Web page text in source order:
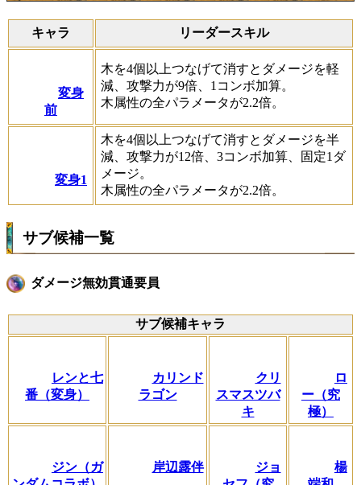
キャラ リーダースキル
変身
前
木を4個以上つなげて消すとダメージを軽
減、攻撃力が9倍、1コンボ加算。
木属性の全パラメータが2.2倍。
変身1
木を4個以上つなげて消すとダメージを半
減、攻撃力が12倍、3コンボ加算、固定1ダ
メージ。
木属性の全パラメータが2.2倍。
サブ候補一覧
ダメージ無効貫通要員
サブ候補キャラ
レンと七
番（変身）
カリンド
ラゴン
クリ
スマスツバ
キ
ロ
ー（究
極）
ジン（ガ
岸辺露伴
ジョ
楊